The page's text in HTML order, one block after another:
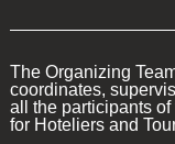
The Organizing
coordinates,
all the participants
for Hoteliers and